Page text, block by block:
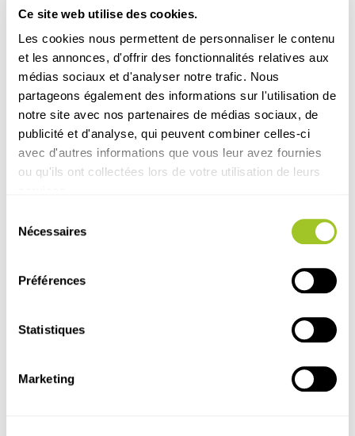
Ce site web utilise des cookies.
Les cookies nous permettent de personnaliser le contenu
et les annonces, d'offrir des fonctionnalités relatives aux
médias sociaux et d'analyser notre trafic. Nous
partageons également des informations sur l'utilisation de
notre site avec nos partenaires de médias sociaux, de
publicité et d'analyse, qui peuvent combiner celles-ci
avec d'autres informations que vous leur avez fournies
ou qu'ils ont collectées lors de votre utilisation de leurs
Nécessaires
Préférences
Statistiques
Marketing
Original Process aux JNGTV de Dijon
en Mai 2026
JNGTV > Dijon > Mai 2026
Lire l'article